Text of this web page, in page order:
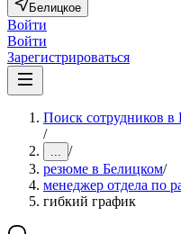
Белицкое
Войти
Войти
Зарегистрироваться
Поиск сотрудников в
/
... /
резюме в Белицком/
менеджер отдела по
гибкий график